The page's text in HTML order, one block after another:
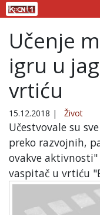
Učenje
igru u
vrtiću
15.12.2018 | Život
Učestvovale su
preko razvojnih,
ovakve aktivnosti"
vaspitač u vrtiću